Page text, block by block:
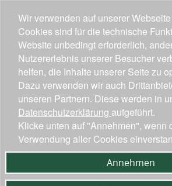
Wir verwenden auf unserer
Cookies sind für die technische
Website unbedingt erforderlich,
Nutzererlebnis unserer Besucher
helfen, die Inhalte unserer Seite zu
Dazu verwenden wir auch
unseren Partnern. Diese werden in
Datenschutzerklärung aufgeführt.
Klicke unten auf "Annehmen", wenn
Verwendung aller Cookies
Annehmen